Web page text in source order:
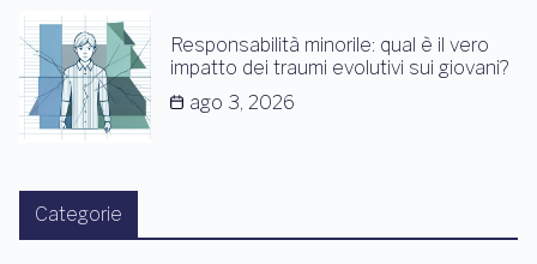
Responsabilità minorile: qual è il vero
impatto dei traumi evolutivi sui giovani?
ago 3, 2026
Categorie